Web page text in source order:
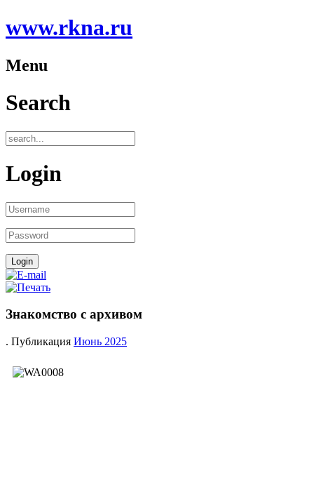
www.rkna.ru
Menu
Search
Login
Знакомство с архивом
. Публикация Июнь 2025